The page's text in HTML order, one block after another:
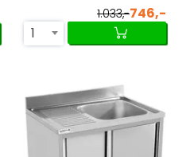
1.033,-746,-
1